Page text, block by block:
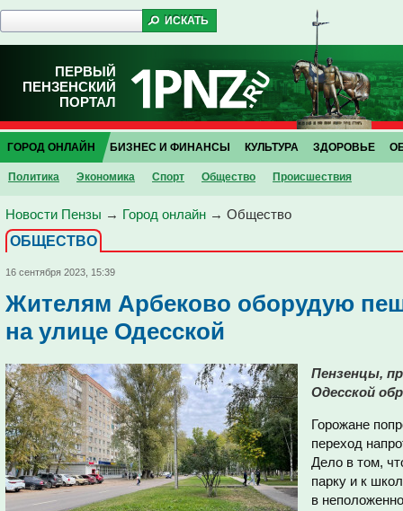
ПЕРВЫЙ
ПЕНЗЕНСКИЙ
ПОРТАЛ
ГОРОД ОНЛАЙН
Политика Экономика Спорт Общество Проиcшествия
БИЗНЕС И ФИНАНСЫ КУЛЬТУРА ЗДОРОВЬЕ
Новости Пензы → Город онлайн → Общество
ОБЩЕСТВО
16 сентября 2023, 15:39
Жителям Арбеково оборудую
на улице Одесской
Пензенцы,
Одесской
Горожане
переход
Дело в том,
парку и к
в